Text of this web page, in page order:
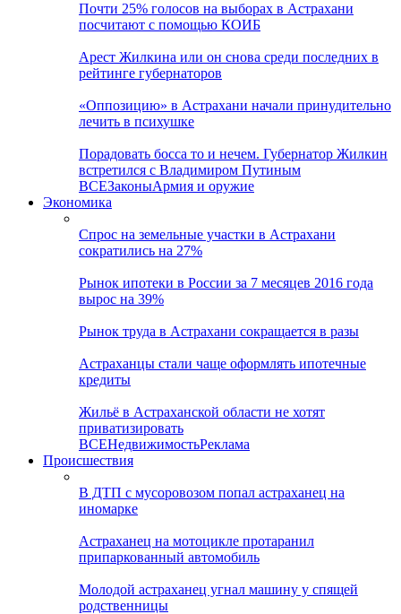
Почти 25% голосов на выборах в Астрахани
посчитают с помощью КОИБ
Арест Жилкина или он снова среди последних в
рейтинге губернаторов
«Оппозицию» в Астрахани начали принудительно
лечить в психушке
Порадовать босса то и нечем. Губернатор Жилкин
встретился с Владимиром Путиным
ВСЕЗаконыАрмия и оружие
Экономика
Спрос на земельные участки в Астрахани
сократились на 27%
Рынок ипотеки в России за 7 месяцев 2016 года
вырос на 39%
Рынок труда в Астрахани сокращается в разы
Астраханцы стали чаще оформлять ипотечные
кредиты
Жильё в Астраханской области не хотят
приватизировать
ВСЕНедвижимостьРеклама
Происшествия
В ДТП с мусоровозом попал астраханец на
иномарке
Астраханец на мотоцикле протаранил
припаркованный автомобиль
Молодой астраханец угнал машину у спящей
родственницы